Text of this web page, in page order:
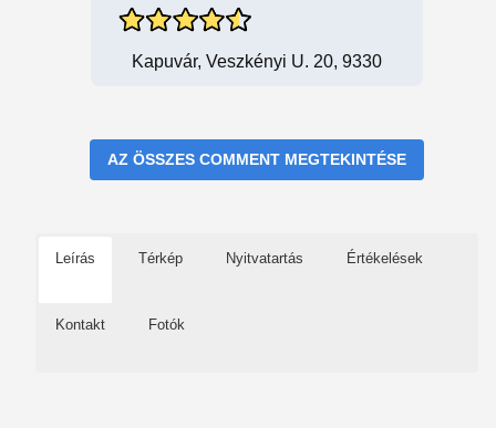
Kapuvár, Veszkényi U. 20, 9330
AZ ÖSSZES COMMENT MEGTEKINTÉSE
Leírás Térkép Nyitvatartás Értékelések
Kontakt Fotók